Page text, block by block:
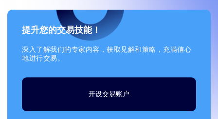
提升您的交易技能！
深入了解我们的专家内容，获取见解和策略，充满信心
地进行交易。
开设交易账户